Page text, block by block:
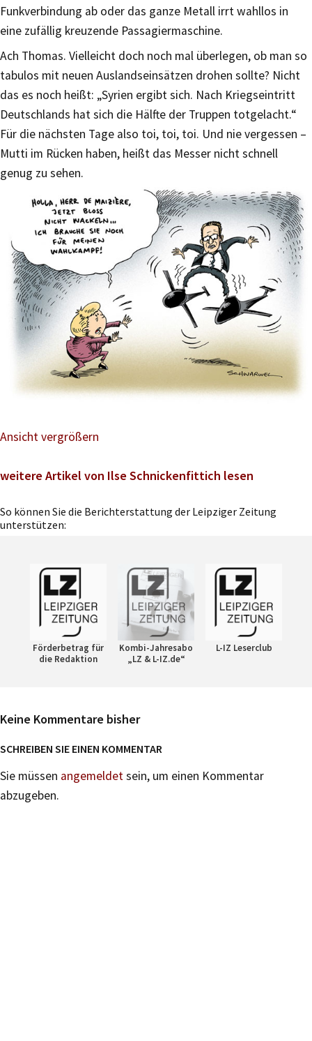
Funkverbindung ab oder das ganze Metall irrt wahllos in
eine zufällig kreuzende Passagiermaschine.
Ach Thomas. Vielleicht doch noch mal überlegen, ob man so
tabulos mit neuen Auslandseinsätzen drohen sollte? Nicht
das es noch heißt: „Syrien ergibt sich. Nach Kriegseintritt
Deutschlands hat sich die Hälfte der Truppen totgelacht.“
Für die nächsten Tage also toi, toi, toi. Und nie vergessen –
Mutti im Rücken haben, heißt das Messer nicht schnell
genug zu sehen.
Ansicht vergrößern
weitere Artikel von Ilse Schnickenfittich lesen
So können Sie die Berichterstattung der Leipziger Zeitung
unterstützen:
Förderbetrag für
die Redaktion
Kombi-Jahresabo
„LZ & L-IZ.de“
L-IZ Leserclub
Keine Kommentare bisher
SCHREIBEN SIE EINEN KOMMENTAR
Sie müssen angemeldetsein, um einen Kommentar
abzugeben.